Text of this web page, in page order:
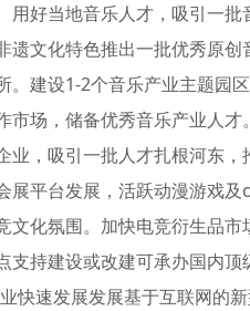
好当地音乐人才，吸引一
文化特色推出一批优秀原
建设1-2个音乐产业主题园
场，储备优秀音乐产业人才
业，吸引一批人才扎根河东
展平台发展，活跃动漫游戏
文化氛围。加快电竞衍生品
支持建设或改建可承办国内
快速发展发展基于互联网的